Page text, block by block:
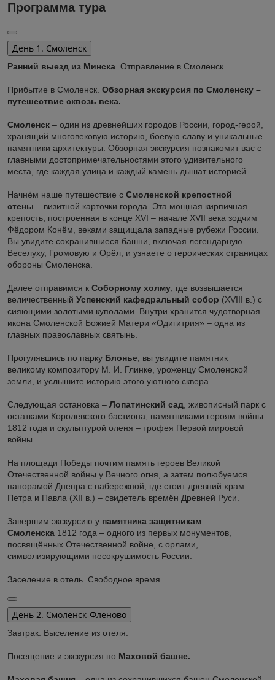
Программа тура
День 1. Смоленск
Ранний выезд из Минска . Отправление в Смоленск.
Прибытие в Смоленск. Обзорная экскурсия по Смоленску –
путешествие сквозь века.
Смоленск – один из древнейших городов России, город-герой,
хранящий многовековую историю, боевую славу и уникальные
памятники архитектуры. Обзорная экскурсия познакомит вас с
главными достопримечательностями этого удивительного
места, где каждая улица и каждый камень дышат историей.
Начнём наше путешествие с Смоленской крепостной
стены – визитной карточки города. Эта мощная кирпичная
крепость, построенная в конце XVI – начале XVII века зодчим
Фёдором Конём, веками защищала западные рубежи России.
Вы увидите сохранившиеся башни, включая легендарную
Веселуху, Громовую и Орёл, и узнаете о героических страницах
обороны Смоленска.
Далее отправимся к Соборному холму , где возвышается
величественный Успенский кафедральный собор (XVIII в.) с
сияющими золотыми куполами. Внутри хранится чудотворная
икона Смоленской Божией Матери «Одигитрия» – одна из
главных православных святынь.
Прогулявшись по парку Блонье , вы увидите памятник
великому композитору М. И. Глинке, уроженцу Смоленской
земли, и услышите историю этого уютного сквера.
Следующая остановка – Лопатинский сад , живописный парк с
остатками Королевского бастиона, памятниками героям войны
1812 года и скульптурой оленя – трофея Первой мировой
войны.
На площади Победы почтим память героев Великой
Отечественной войны у Вечного огня, а затем полюбуемся
панорамой Днепра с набережной, где стоит древний храм
Петра и Павла (XII в.) – свидетель времён Древней Руси.
Завершим экскурсию у памятника защитникам
Смоленска 1812 года – одного из первых монументов,
посвящённых Отечественной войне, с орлами,
символизирующими несокрушимость России.
Заселение в отель. Свободное время.
День 2. Смоленск-Фленово
Завтрак. Выселение из отеля.
Посещение и экскурсия по Маховой башне.